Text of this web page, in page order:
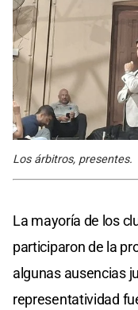
Los árbitros, presentes.
La mayoría de los
participaron de la
algunas ausencias
representatividad